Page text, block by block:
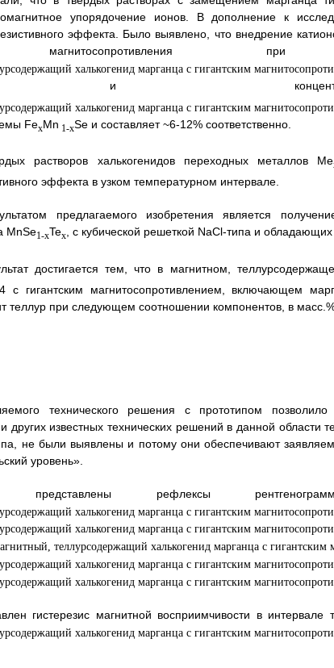
упорядочение ионов. В дополнение к
эффекта. Было выявлено, что внедрение
магнитосопротивления
и
FexMn 1-xSe и составляет ~6-12% соответственно.
растворов халькогенидов переходных металлов Me
эффекта в узком температурном интервале.
предлагаемого изобретения является
MnSe1-xTex, с кубической решеткой NaCl-типа и
достигается тем, что в магнитном,
с гигантским магнитосопротивлением, включающем
теллур при следующем соотношении компонентов, в
технического решения с прототипом позволило
других известных технических решений в данной области
не были выявлены и потому они обеспечивают
уровень».
рефлексы
гистерезис магнитной восприимчивости в